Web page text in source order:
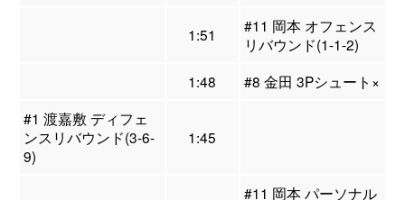
1:51
#11 岡本 オフェンス
リバウンド(1-1-2)
1:48
#8 金田 3Pシュート×
#1 渡嘉敷 ディフェ
ンスリバウンド(3-6-
9)
1:45
#11 岡本 パーソナル